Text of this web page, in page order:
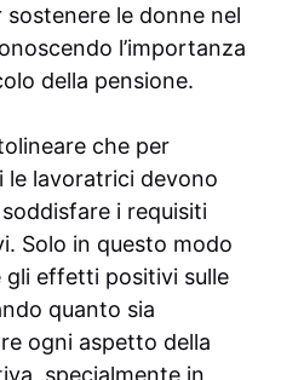
le donne nel
l’importanza
della pensione.
che per
le lavoratrici devono
i requisiti
Solo in questo modo
gli effetti positivi sulle
quanto sia
ogni aspetto della
specialmente in